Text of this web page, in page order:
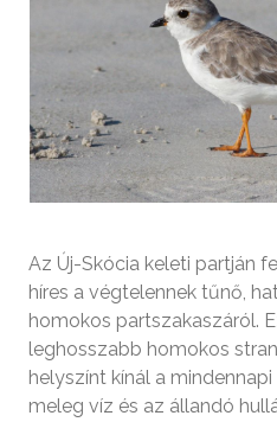
Az Új-Skócia keleti partján
híres a végtelennek tűnő,
homokos partszakaszáról.
leghosszabb homokos
helyszínt kínál a
meleg víz és az állandó